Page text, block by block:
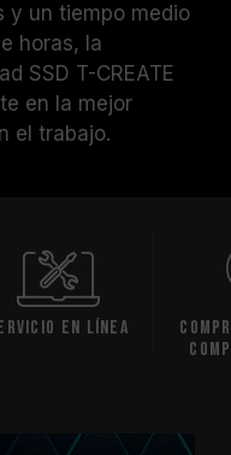
y un tiempo medio
horas, la
SSD T-CREATE
en la mejor
el trabajo.
en línea